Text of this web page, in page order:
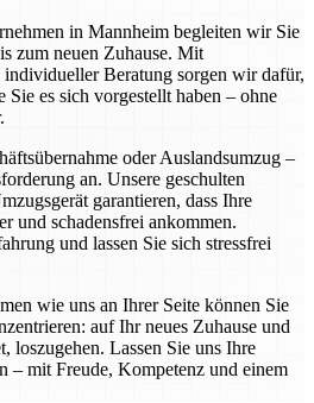
in Mannheim begleiten wir Sie
zum neuen Zuhause. Mit
Beratung sorgen wir dafür,
es sich vorgestellt haben – ohne
oder Auslandsumzug –
an. Unsere geschulten
garantieren, dass Ihre
und schadensfrei ankommen.
und lassen Sie sich stressfrei
wie uns an Ihrer Seite können Sie
auf Ihr neues Zuhause und
loszugehen. Lassen Sie uns Ihre
– mit Freude, Kompetenz und einem